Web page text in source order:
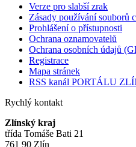
Verze pro slabší zrak
Zásady používání souborů
Prohlášení o přístupnosti
Ochrana oznamovatelů
Ochrana osobních údajů
Registrace
Mapa stránek
RSS kanál PORTÁLU
Rychlý kontakt
Zlínský kraj
třída Tomáše Bati 21
761 90 Zlín